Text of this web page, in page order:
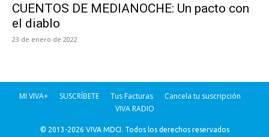
CUENTOS DE MEDIANOCHE: Un pacto con
el diablo
23 de enero de 2022
MI VIVA+ SUSCRÍBETE Tus Facturas
Cancela tu suscripción
VIVA RADIO
© 2013-2026 VIVA MDCI. Todos los derechos reservados